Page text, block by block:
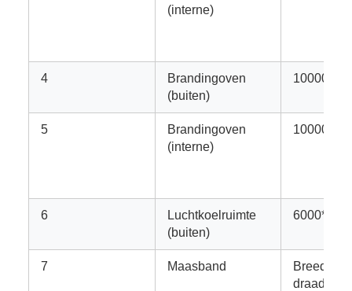
(interne)
4
Brandingoven
(buiten)
5
Brandingoven
(interne)
6
Luchtkoelruimte
(buiten)
7 Maasband
Breedte: